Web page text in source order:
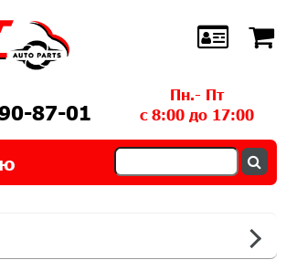
87-01
Пн.- Пт
с 8:00 до 17:00